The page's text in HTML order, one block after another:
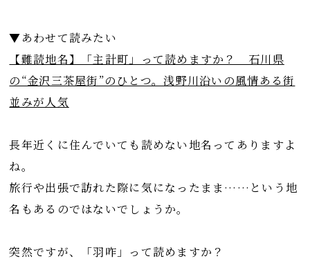
▼あわせて読みたい
【難読地名】「主計町」って読めますか？ 石川県
の“金沢三茶屋街”のひとつ。浅野川沿いの風情ある街
並みが人気
長年近くに住んでいても読めない地名ってありますよ
ね。
旅行や出張で訪れた際に気になったまま……という地
名もあるのではないでしょうか。
突然ですが、「羽咋」って読めますか？